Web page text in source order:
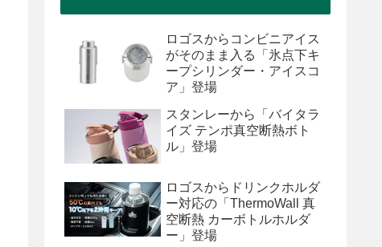
ロゴスからコンビニアイス
がそのまま入る「氷点下キ
ープシリンダー・アイスコ
ア」登場
スタンレーから「バイタラ
イズ テンポ真空断熱ボト
ル」登場
ロゴスからドリンクホルダ
ー対応の「ThermoWall 真
空断熱 カーボトルホルダ
ー」登場